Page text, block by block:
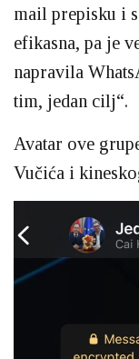
mail prepisku i
efikasna, pa je
napravila
tim, jedan cilj“.
Avatar ove
Vučića i